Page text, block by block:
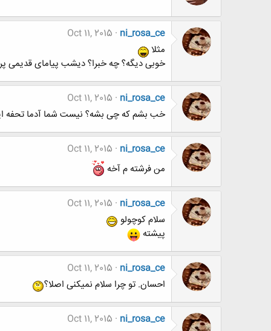
ni_rosa_ce
Oct 11, 2015
مثلا
خوبی دیگه؟ چه خبرا؟ دیشب پیامای قدیمی
ni_rosa_ce
Oct 11, 2015
خب بشم که چی بشه؟ نیست شما آدما تحفه
ni_rosa_ce
Oct 11, 2015
من فرشته م آخه
ni_rosa_ce
Oct 11, 2015
سلام کوچولو
پیشته
ni_rosa_ce
Oct 11, 2015
احسان. تو چرا سلام نمیکنی اصلا؟
ni_rosa_ce
Oct 11, 2015